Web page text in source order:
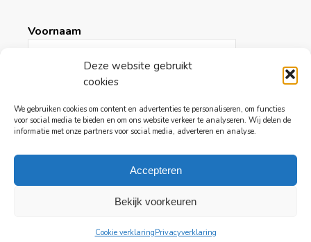
Deze website gebruikt
cookies
We gebruiken cookies om content en advertenties te personaliseren, om functies
voor social media te bieden en om ons website verkeer te analyseren. Wij delen de
informatie met onze partners voor social media, adverteren en analyse.
Accepteren
Bekijk voorkeuren
Cookie verklaringPrivacyverklaring
in
newnew
Voornaam
Achternaam